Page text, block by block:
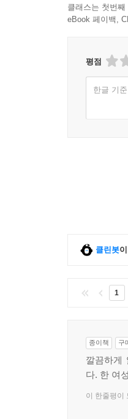
클래스는 첫번
eBook 페이백,
평점
한글 기
클린봇
1
종이책 구
깔끔하게
다. 한 여
이 한줄평이